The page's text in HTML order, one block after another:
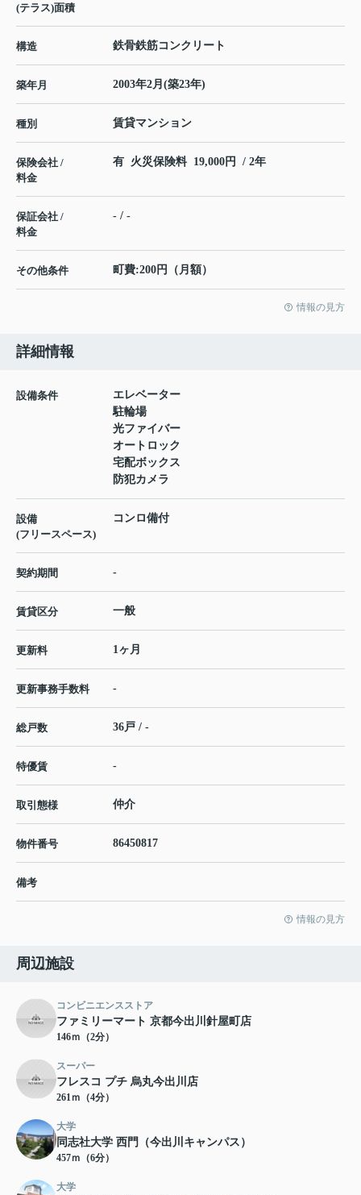
(テラス)面積
構造 鉄骨鉄筋コンクリート
築年月 2003年2月(築23年)
種別 賃貸マンション
保険会社 /
料金
有 火災保険料 19,000円 / 2年
保証会社 /
料金
- / -
その他条件 町費:200円（月額）
情報の見方
詳細情報
設備条件
エレベーター
駐輪場
光ファイバー
オートロック
宅配ボックス
防犯カメラ
設備
(フリースペース)
コンロ備付
契約期間 -
賃貸区分 一般
更新料 1ヶ月
更新事務手数料 -
総戸数 36戸 / -
特優賃 -
取引態様 仲介
物件番号 86450817
備考
情報の見方
周辺施設
コンビニエンスストア
ファミリーマート 京都今出川針屋町店
146ｍ（2分）
スーパー
フレスコ プチ 烏丸今出川店
261ｍ（4分）
大学
同志社大学 西門（今出川キャンパス）
457ｍ（6分）
大学